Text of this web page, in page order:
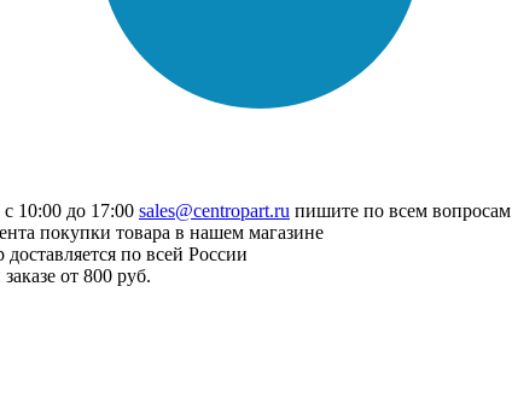
с 10:00 до 17:00 sales@centropart.ru пишите по всем вопросам
покупки товара в нашем магазине
доставляется по всей России
от 800 руб.